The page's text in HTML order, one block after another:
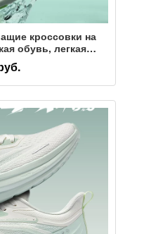
кроссовки на
обувь, легкая
обувь, обувь для
трусцой